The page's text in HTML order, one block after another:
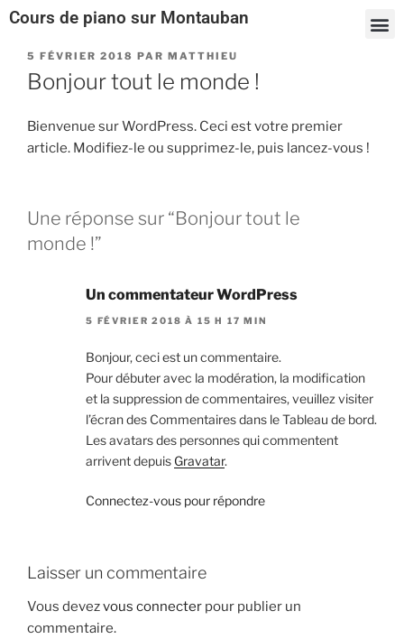
Cours de piano sur Montauban
5 FÉVRIER 2018 PAR MATTHIEU
Bonjour tout le monde !
Bienvenue sur WordPress. Ceci est votre premier
article. Modifiez-le ou supprimez-le, puis lancez-vous !
Une réponse sur “Bonjour tout le
monde !”
Un commentateur WordPress
5 FÉVRIER 2018 À 15 H 17 MIN
Bonjour, ceci est un commentaire.
Pour débuter avec la modération, la modification
et la suppression de commentaires, veuillez visiter
l’écran des Commentaires dans le Tableau de bord.
Les avatars des personnes qui commentent
arrivent depuis Gravatar.
Connectez-vous pour répondre
Laisser un commentaire
Vous devezvous connecter pour publier un
commentaire.